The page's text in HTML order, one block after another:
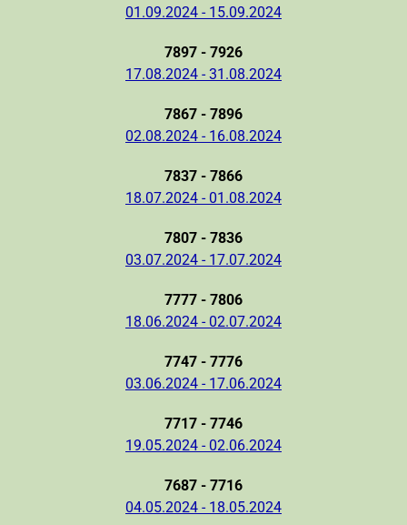
01.09.2024 - 15.09.2024
7897 - 7926
17.08.2024 - 31.08.2024
7867 - 7896
02.08.2024 - 16.08.2024
7837 - 7866
18.07.2024 - 01.08.2024
7807 - 7836
03.07.2024 - 17.07.2024
7777 - 7806
18.06.2024 - 02.07.2024
7747 - 7776
03.06.2024 - 17.06.2024
7717 - 7746
19.05.2024 - 02.06.2024
7687 - 7716
04.05.2024 - 18.05.2024